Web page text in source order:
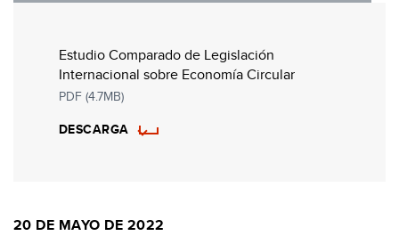
Estudio Comparado de Legislación
Internacional sobre Economía Circular
PDF (4.7MB)
DESCARGA
20 DE MAYO DE 2022